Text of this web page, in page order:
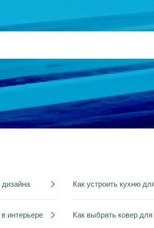
дизайна Как устроить кухню
интерьере Как выбрать ковер